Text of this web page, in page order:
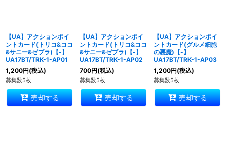
【UA】アクションポイ
ントカード(トリコ&ココ
&サニー&ゼブラ)【-】
UA17BT/TRK-1-AP01
1,200円(税込)
募集数5枚
売却する
【UA】アクションポイ
ントカード(トリコ&ココ
&サニー&ゼブラ)【-】
UA17BT/TRK-1-AP02
700円(税込)
募集数5枚
売却する
【UA】アクションポイ
ントカード(グルメ細胞
の悪魔)【-】
UA17BT/TRK-1-AP03
1,200円(税込)
募集数5枚
売却する